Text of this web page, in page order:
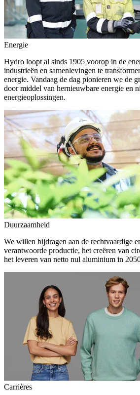
Energie
Hydro loopt al sinds 1905 voorop in de
industrieën en samenlevingen te
energie. Vandaag de dag pionieren we de
door middel van hernieuwbare energie en
energieoplossingen.
Duurzaamheid
We willen bijdragen aan de rechtvaardige
verantwoorde productie, het creëren van
het leveren van netto nul aluminium in
Carrières